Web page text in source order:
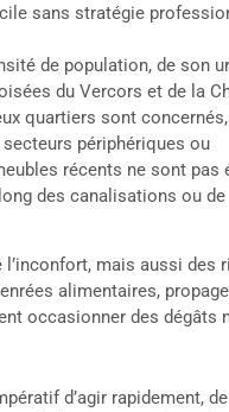
sans stratégie
de population, de son
du Vercors et de la
quartiers sont concernés,
périphériques ou
récents ne sont pas
des canalisations ou de
mais aussi des
alimentaires,
occasionner des dégâts
d’agir rapidement,